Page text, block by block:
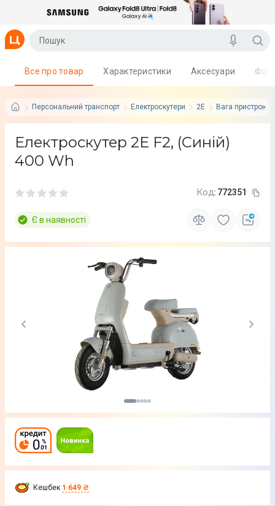
Персональний транспорт Електроскутери 2E Вага пристрою:
Все про товар Характеристики Аксесуари
Електроскутер 2E F2, (Синій)
400 Wh
Код: 772351
Є в наявності
Кешбек 1 649 ₴